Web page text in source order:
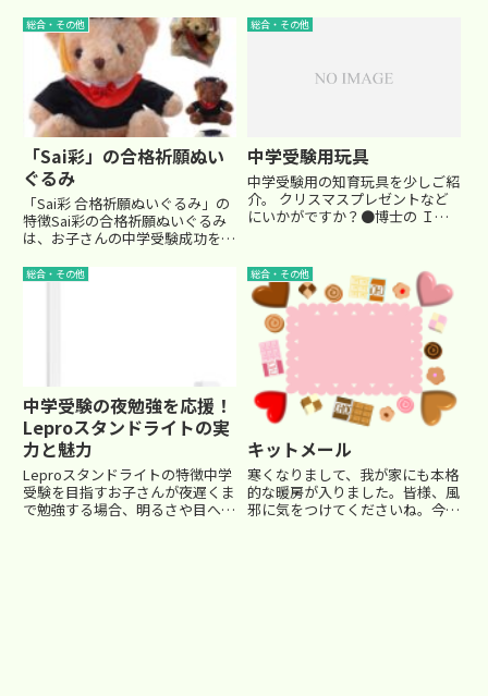
方は多いでしょう。『後悔しない
中学受験100』は、2万人の受験
生を指導してきたプロ講師が、親
が押さえるべき100の重要...
に身体の運動と意識について研究
を重ねた。達人、超一流アスリー
総合・その他
「Sai彩」の合格祈願ぬい
ぐるみ
「Sai彩 合格祈願ぬいぐるみ」の
特徴Sai彩の合格祈願ぬいぐるみ
は、お子さんの中学受験成功を守
の特性からご紹介します。このぬ
総合・その他
中学受験用玩具
中学受験用の知育玩具を少しご紹
介。 クリスマスプレゼントなど
にいかがですか？●博士の ＩＱ
す。 算数の立体図形に強くなり
そうですね。博士の ＩＱ パズル
「シカクい頭をマルくする」 ...
総合・その他
中学受験の夜勉強を応援！
Leproスタンドライトの実
力と魅力
Leproスタンドライトの特徴中学
受験を目指すお子さんが夜遅くま
で勉強する場合、明るさや目への
総合・その他
キットメール
寒くなりまして、我が家にも本格
的な暖房が入りました。皆様、風
邪に気をつけてくださいね。今回